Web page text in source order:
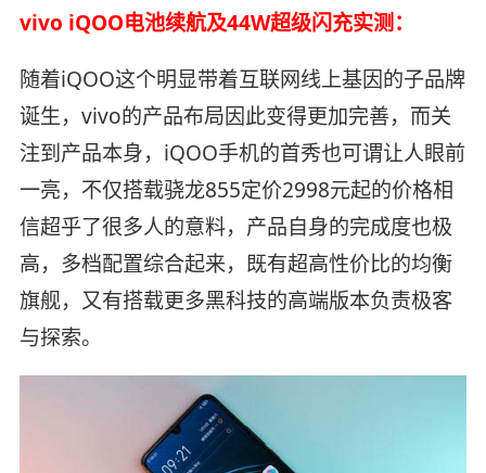
vivo iQOO电池续航及44W超级闪充实测：
随着iQOO这个明显带着互联网线上基因的子品牌
诞生，vivo的产品布局因此变得更加完善，而关
注到产品本身，iQOO手机的首秀也可谓让人眼前
一亮，不仅搭载骁龙855定价2998元起的价格相
信超乎了很多人的意料，产品自身的完成度也极
高，多档配置综合起来，既有超高性价比的均衡
旗舰，又有搭载更多黑科技的高端版本负责极客
与探索。